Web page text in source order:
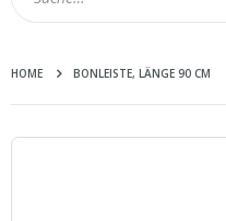
HOME BONLEISTE, LÄNGE 90 CM
Zum